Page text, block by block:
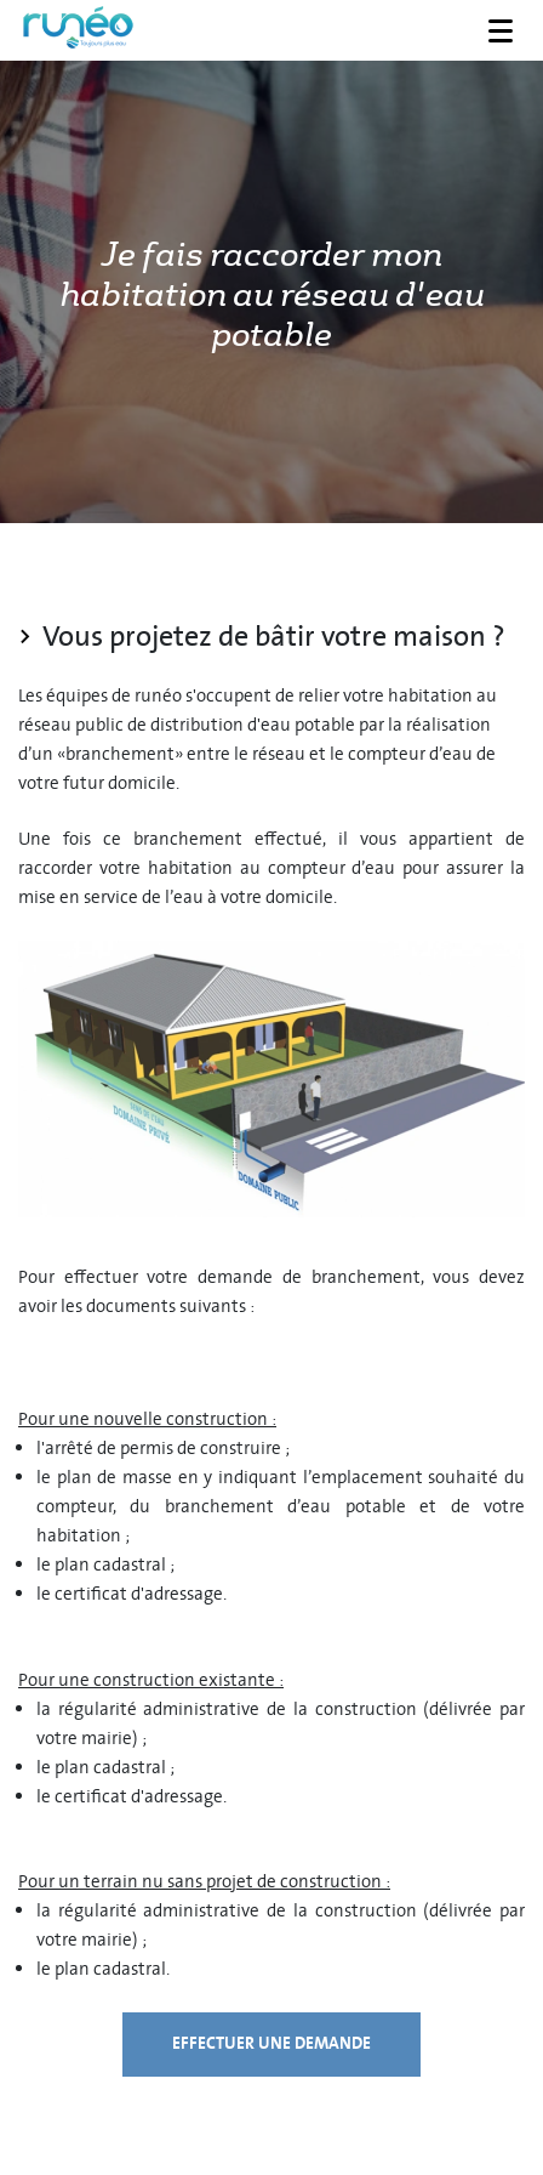
Je fais raccorder mon
habitation au réseau d'eau
potable
Vous projetez de bâtir votre maison ?
Les équipes de runéo s'occupent de relier votre habitation au
réseau public de distribution d'eau potable par la réalisation
d’un «branchement» entre le réseau et le compteur d’eau de
votre futur domicile.
Une fois ce branchement effectué, il vous appartient de
raccorder votre habitation au compteur d’eau pour assurer la
mise en service de l’eau à votre domicile.
Pour effectuer votre demande de branchement, vous devez
avoir les documents suivants :
Pour une nouvelle construction :
l'arrêté de permis de construire ;
le plan de masse en y indiquant l’emplacement souhaité du
compteur, du branchement d’eau potable et de votre
habitation ;
le plan cadastral ;
le certificat d'adressage.
Pour une construction existante :
la régularité administrative de la construction (délivrée par
votre mairie) ;
le plan cadastral ;
le certificat d'adressage.
Pour un terrain nu sans projet de construction :
la régularité administrative de la construction (délivrée par
votre mairie) ;
le plan cadastral.
EFFECTUER UNE DEMANDE